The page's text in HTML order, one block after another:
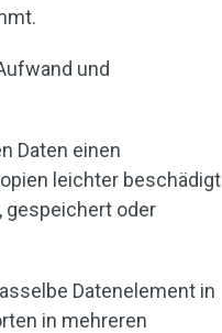
und
Daten einen
leichter beschädigt
gespeichert oder
Datenelement in
in mehreren